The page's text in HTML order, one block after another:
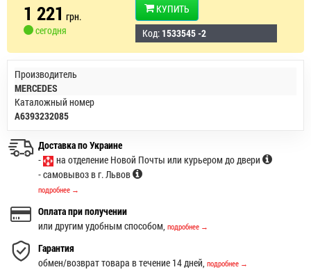
1 221 грн.
сегодня
КУПИТЬ
Код: 1533545 -2
Производитель
MERCEDES
Каталожный номер
A6393232085
Доставка по Украине
-
на отделение Новой Почты или курьером до двери
- самовывоз в г. Львов
подробнее →
Оплата при получении
или другим удобным способом, подробнее →
Гарантия
обмен/возврат товара в течение 14 дней, подробнее →